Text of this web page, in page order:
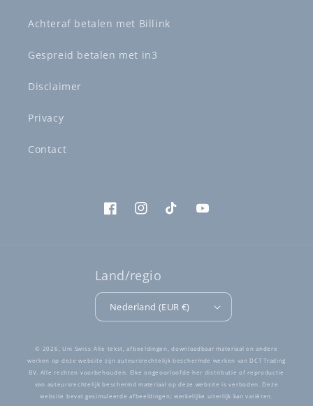
Achteraf betalen met Billink
Gespreid betalen met in3
Disclaimer
Privacy
Contact
FacebookInstagramTikTokYouTube
Land/regio
Nederland (EUR €)
© 2026, Uni Swiss Alle tekst, afbeeldingen, downloadbaar materiaal en andere
werken op deze website zijn auteursrechtelijk beschermde werken van DCT Trading
BV. Alle rechten voorbehouden. Elke ongeoorloofde her distributie of reproductie
van auteursrechtelijk beschermd materiaal op deze website is verboden. Deze
website bevat gesimuleerde afbeeldingen; werkelijke uiterlijk kan variëren.